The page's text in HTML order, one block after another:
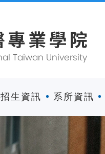
招生資訊 系所資訊